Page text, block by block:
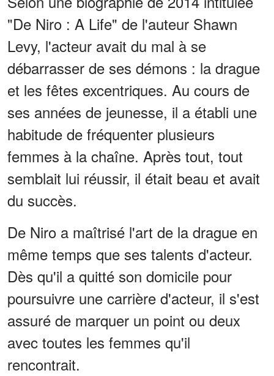
"De Niro : A Life" de l'auteur Shawn
Levy, l'acteur avait du mal à se
débarrasser de ses démons : la drague
et les fêtes excentriques. Au cours de
ses années de jeunesse, il a établi une
habitude de fréquenter plusieurs
femmes à la chaîne. Après tout, tout
semblait lui réussir, il était beau et avait
du succès.
De Niro a maîtrisé l'art de la drague en
même temps que ses talents d'acteur.
Dès qu'il a quitté son domicile pour
poursuivre une carrière d'acteur, il s'est
assuré de marquer un point ou deux
avec toutes les femmes qu'il
rencontrait.